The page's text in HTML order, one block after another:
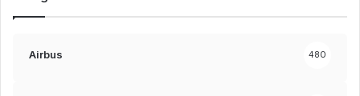
Airbus 480